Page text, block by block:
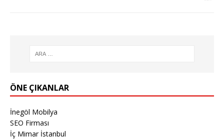
ÖNE ÇIKANLAR
İnegöl Mobilya
SEO Firması
İç Mimar İstanbul